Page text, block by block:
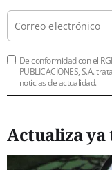
De conformidad con el
PUBLICACIONES, S.A.
noticias de actualidad.
Actualiza ya